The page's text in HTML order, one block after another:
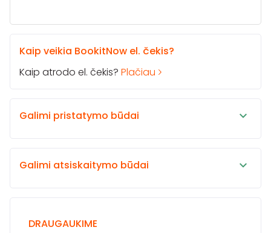
Kaip veikia BookitNow el. čekis?
Kaip atrodo el. čekis? Plačiau
Galimi pristatymo būdai
Galimi atsiskaitymo būdai
DRAUGAUKIME